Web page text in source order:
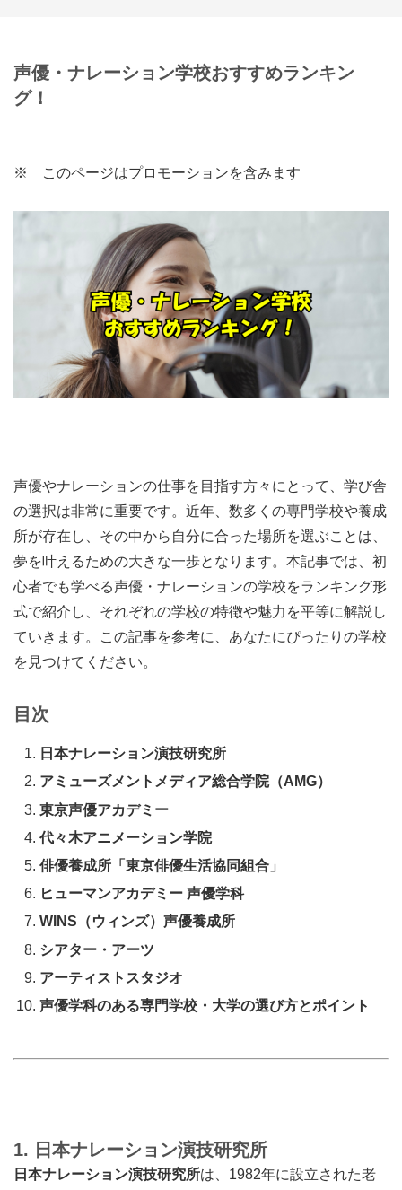
声優・ナレーション学校おすすめランキン
グ！
※ このページはプロモーションを含みます
声優やナレーションの仕事を目指す方々にとって、学び舎
の選択は非常に重要です。近年、数多くの専門学校や養成
所が存在し、その中から自分に合った場所を選ぶことは、
夢を叶えるための大きな一歩となります。本記事では、初
心者でも学べる声優・ナレーションの学校をランキング形
式で紹介し、それぞれの学校の特徴や魅力を平等に解説し
ていきます。この記事を参考に、あなたにぴったりの学校
を見つけてください。
目次
日本ナレーション演技研究所
アミューズメントメディア総合学院（AMG）
東京声優アカデミー
代々木アニメーション学院
俳優養成所「東京俳優生活協同組合」
ヒューマンアカデミー 声優学科
WINS（ウィンズ）声優養成所
シアター・アーツ
アーティストスタジオ
声優学科のある専門学校・大学の選び方とポイント
1. 日本ナレーション演技研究所
日本ナレーション演技研究所は、1982年に設立された老